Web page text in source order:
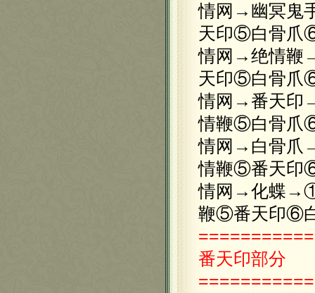
情网→幽冥鬼
天印⑤白骨爪
情网→绝情鞭
天印⑤白骨爪
情网→番天印
情鞭⑤白骨爪
情网→白骨爪
情鞭⑤番天印
情网→化蝶
鞭⑤番天印⑥
番天印部分